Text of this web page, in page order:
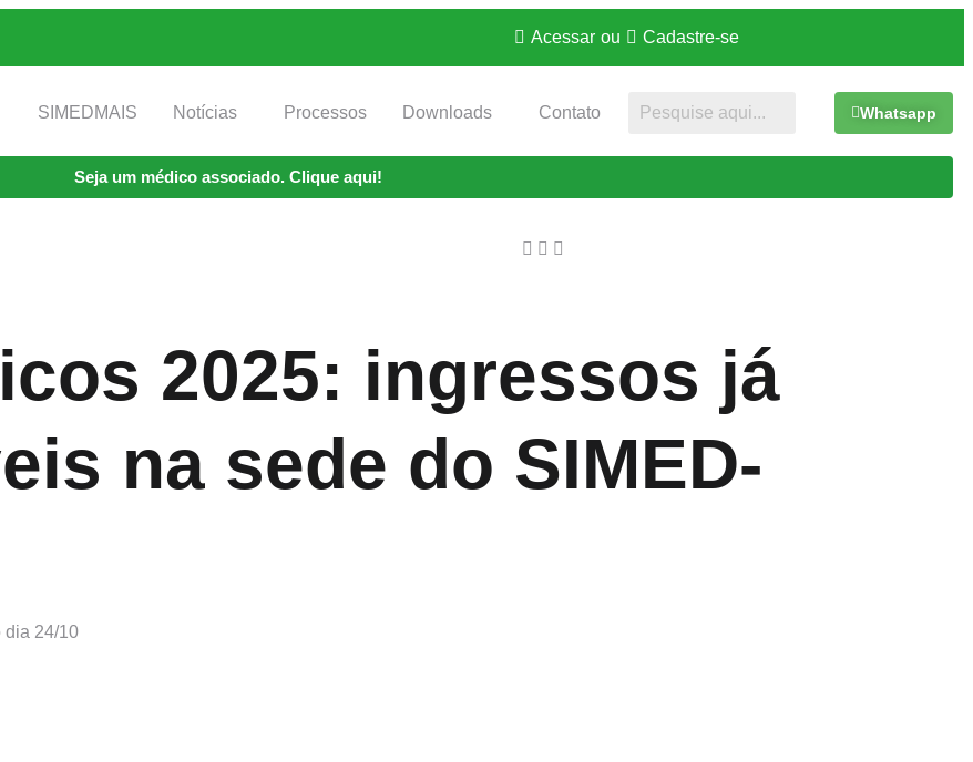
Acessar ou Cadastre-se
SIMEDMAIS Notícias Processos Downloads Contato Whatsapp
Seja um médico associado. Clique aqui!
2025: ingressos já
na sede do SIMED-
dia 24/10